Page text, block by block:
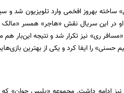
در این سریال نقش «هاجر» همسر «مالک
ری» نیز تکرار شد و نتیجه این‌بار هم
را ایفا کرد و یکی از بهترین